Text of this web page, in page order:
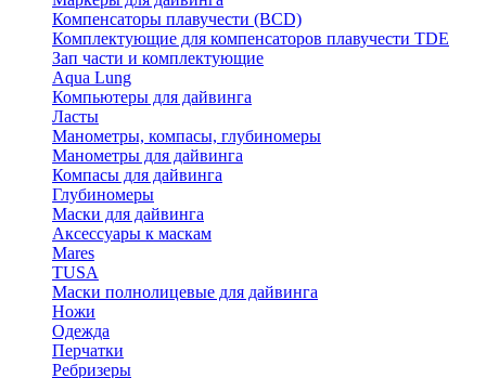
Компенсаторы плавучести (BCD)
Комплектующие для компенсаторов плавучести TDE
Зап части и комплектующие
Aqua Lung
Компьютеры для дайвинга
Ласты
Манометры, компасы, глубиномеры
Манометры для дайвинга
Компасы для дайвинга
Глубиномеры
Маски для дайвинга
Аксессуары к маскам
Mares
TUSA
Маски полнолицевые для дайвинга
Ножи
Одежда
Перчатки
Ребризеры